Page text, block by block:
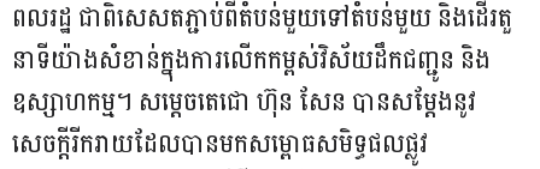
ពលរដ្ឋ ជាពិសេសតភ្ជាប់ពីតំបន់មួយទៅតំបន់មួយ និងដើរតួ
នាទីយ៉ាងសំខាន់ក្នុងការលើកកម្ពស់វិស័យដឹកជញ្ជូន និង
ឧស្សាហកម្ម។ សម្តេចតេជោ ហ៊ុន សែន បានសម្តែងនូវ
សេចក្តីរីករាយដែលបានមកសម្ពោធសមិទ្ធផលផ្លូវ